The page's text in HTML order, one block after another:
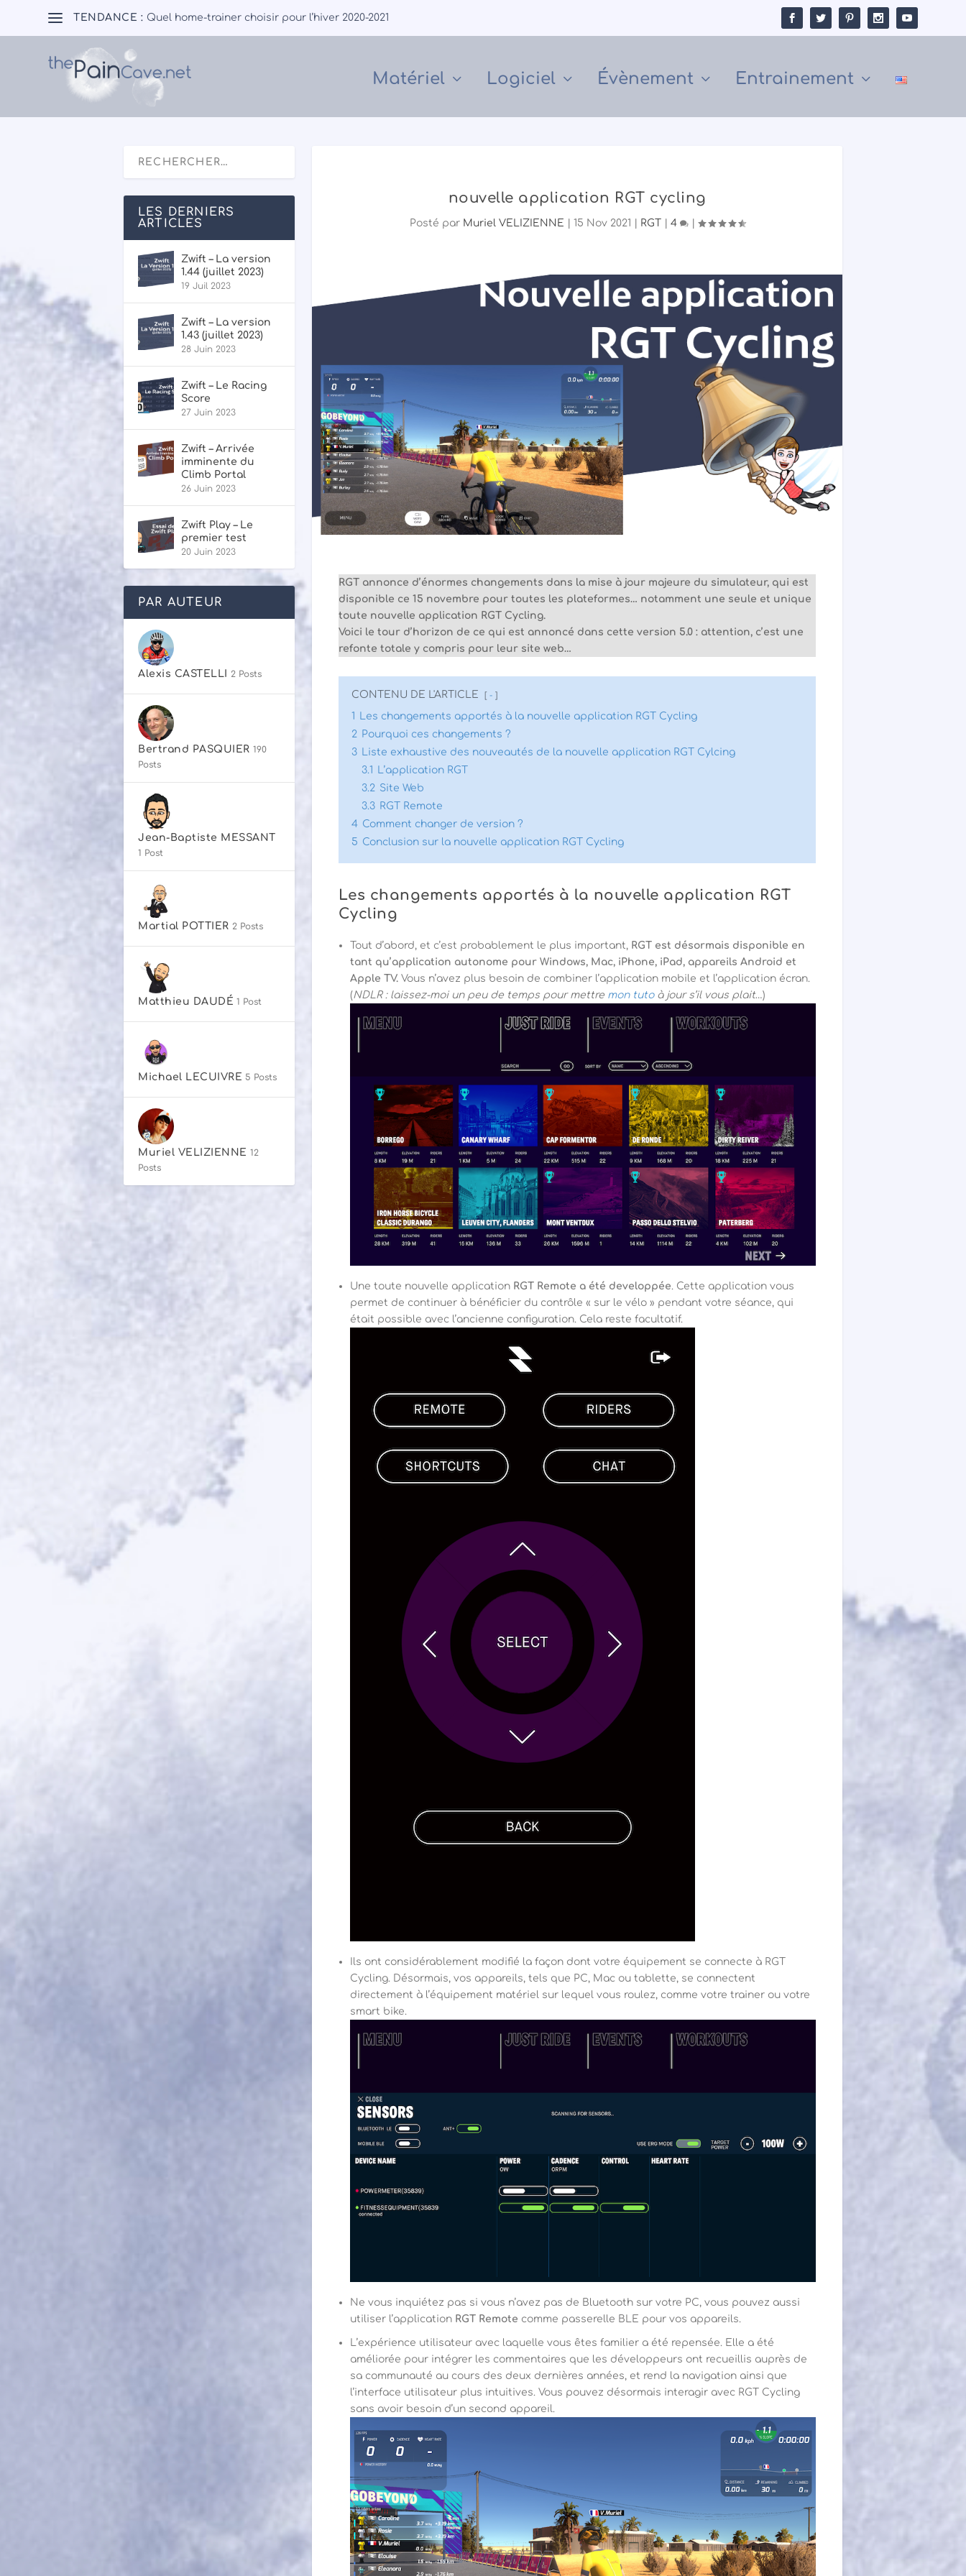
TENDANCE : Quel home-trainer choisir pour l’hiver 2020-2021
Matériel Logiciel Évènement Entrainement
nouvelle application RGT cycling
Posté par Muriel VELIZIENNE 15 Nov 2021 RGT 4 |
RGT annonce d’énormes changements dans la mise à jour majeure du simulateur, qui est
disponible ce 15 novembre pour toutes les plateformes… notamment une seule et unique
toute nouvelle application RGT Cycling.
Voici le tour d’horizon de ce qui est annoncé dans cette version 5.0 : attention, c’est une
refonte totale y compris pour leur site web…
CONTENU DE L'ARTICLE -
1
Les changements apportés à la nouvelle application RGT Cycling
2 Pourquoi ces changements ?
3
Liste exhaustive des nouveautés de la nouvelle application RGT Cylcing
3.1
L’application RGT
3.2 Site Web
3.3 RGT Remote
4 Comment changer de version ?
5 Conclusion sur la nouvelle application RGT Cycling
Les changements apportés à la nouvelle application RGT
Cycling
Tout d’abord, et c’est probablement le plus important, RGT est désormais disponible en
tant qu’application autonome pour Windows, Mac, iPhone, iPad, appareils Android et
Apple TV.Vous n’avez plus besoin de combiner l’application mobile et l’application écran.
(NDLR : laissez-moi un peu de temps pour mettre mon tutoà jour s’il vous plait…)
Une toute nouvelle application RGT Remote a été developpée. Cette application vous
permet de continuer à bénéficier du contrôle « sur le vélo » pendant votre séance, qui
était possible avec l’ancienne configuration. Cela reste facultatif.
Ils ont considérablement modifié la façon dont votre équipement se connecte à RGT
Cycling. Désormais, vos appareils, tels que PC, Mac ou tablette, se connectent
directement à l’équipement matériel sur lequel vous roulez, comme votre trainer ou votre
smart bike.
Ne vous inquiétez pas si vous n’avez pas de Bluetooth sur votre PC, vous pouvez aussi
utiliser l’application RGT Remote comme passerelle BLE pour vos appareils.
L’expérience utilisateur avec laquelle vous êtes familier a été repensée. Elle a été
améliorée pour intégrer les commentaires que les développeurs ont recueillis auprès de
sa communauté au cours des deux dernières années, et rend la navigation ainsi que
l’interface utilisateur plus intuitives. Vous pouvez désormais interagir avec RGT Cycling
sans avoir besoin d’un second appareil.
LES DERNIERS
ARTICLES
Zwift – La version
1.44 (juillet 2023)
19 Juil 2023
Zwift – La version
1.43 (juillet 2023)
28 Juin 2023
Zwift – Le Racing
Score
27 Juin 2023
Zwift – Arrivée
imminente du
Climb Portal
26 Juin 2023
Zwift Play – Le
premier test
20 Juin 2023
PAR AUTEUR
Alexis CASTELLI 2 Posts
Bertrand PASQUIER 190
Posts
Jean-Baptiste MESSANT
1 Post
Martial POTTIER 2 Posts
Matthieu DAUDÉ 1 Post
Michael LECUIVRE 5 Posts
Muriel VELIZIENNE 12
Posts